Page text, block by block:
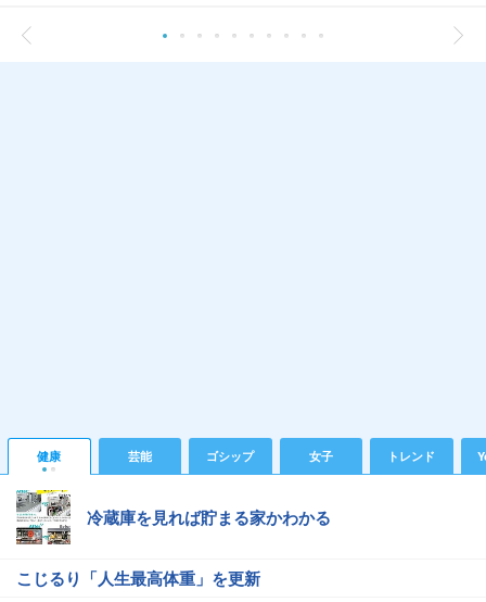
健康 芸能 ゴシップ 女子 トレンド
冷蔵庫を見れば貯まる家かわかる
こじるり「人生最高体重」を更新